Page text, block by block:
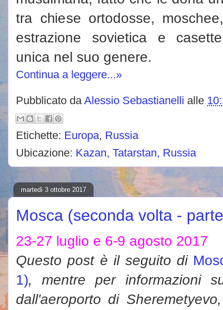
tra chiese ortodosse,
estrazione sovietica e
unica nel suo genere.
Continua a leggere...»
Pubblicato daAlessio Sebastianelli alle
Etichette: Europa, Russia
Ubicazione: Kazan, Tatarstan, Russia
martedì 3 ottobre 2017
Mosca (seconda volta -
23-27 luglio e 6-9 agosto 2017
Questo post è il seguito di
1), mentre per informazioni
dall'aeroporto di